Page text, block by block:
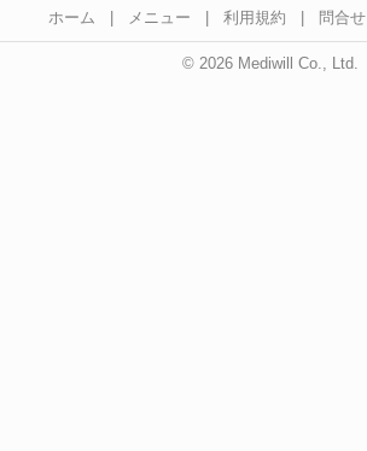
ホーム メニュー 利用規約 問合せ
© 2026 Mediwill Co., Ltd.